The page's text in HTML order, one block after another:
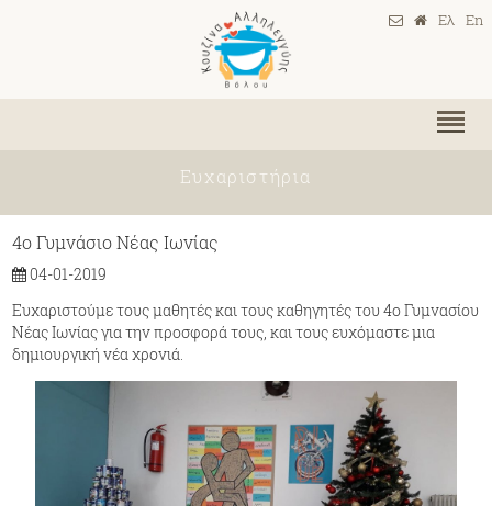
Ελ En
Ευχαριστήρια
4ο Γυμνάσιο Νέας Ιωνίας
04-01-2019
Ευχαριστούμε τους μαθητές και τους καθηγητές του 4ο Γυμνασίου
Νέας Ιωνίας για την προσφορά τους, και τους ευχόμαστε μια
δημιουργική νέα χρονιά.